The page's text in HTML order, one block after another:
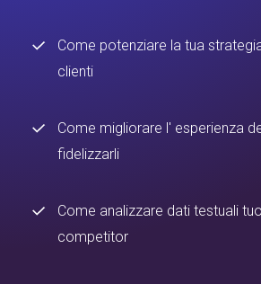
Come potenziare la tua
clienti
Come migliorare l' esperienza
fidelizzarli
Come analizzare dati testuali
competitor